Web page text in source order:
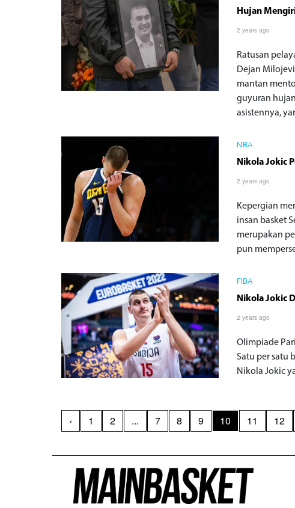
Hujan
2 years ago
Ratusan
Dejan
mantan
guyuran
asistennya,
NBA
Nikola Jokic
2 years ago
Kepergian
insan basket
merupakan
pun
FIBA
Nikola Jokic
2 years ago
Olimpiade
Satu per satu
Nikola Jokic
‹ 1 2 ... 7 8 9 10 11 12